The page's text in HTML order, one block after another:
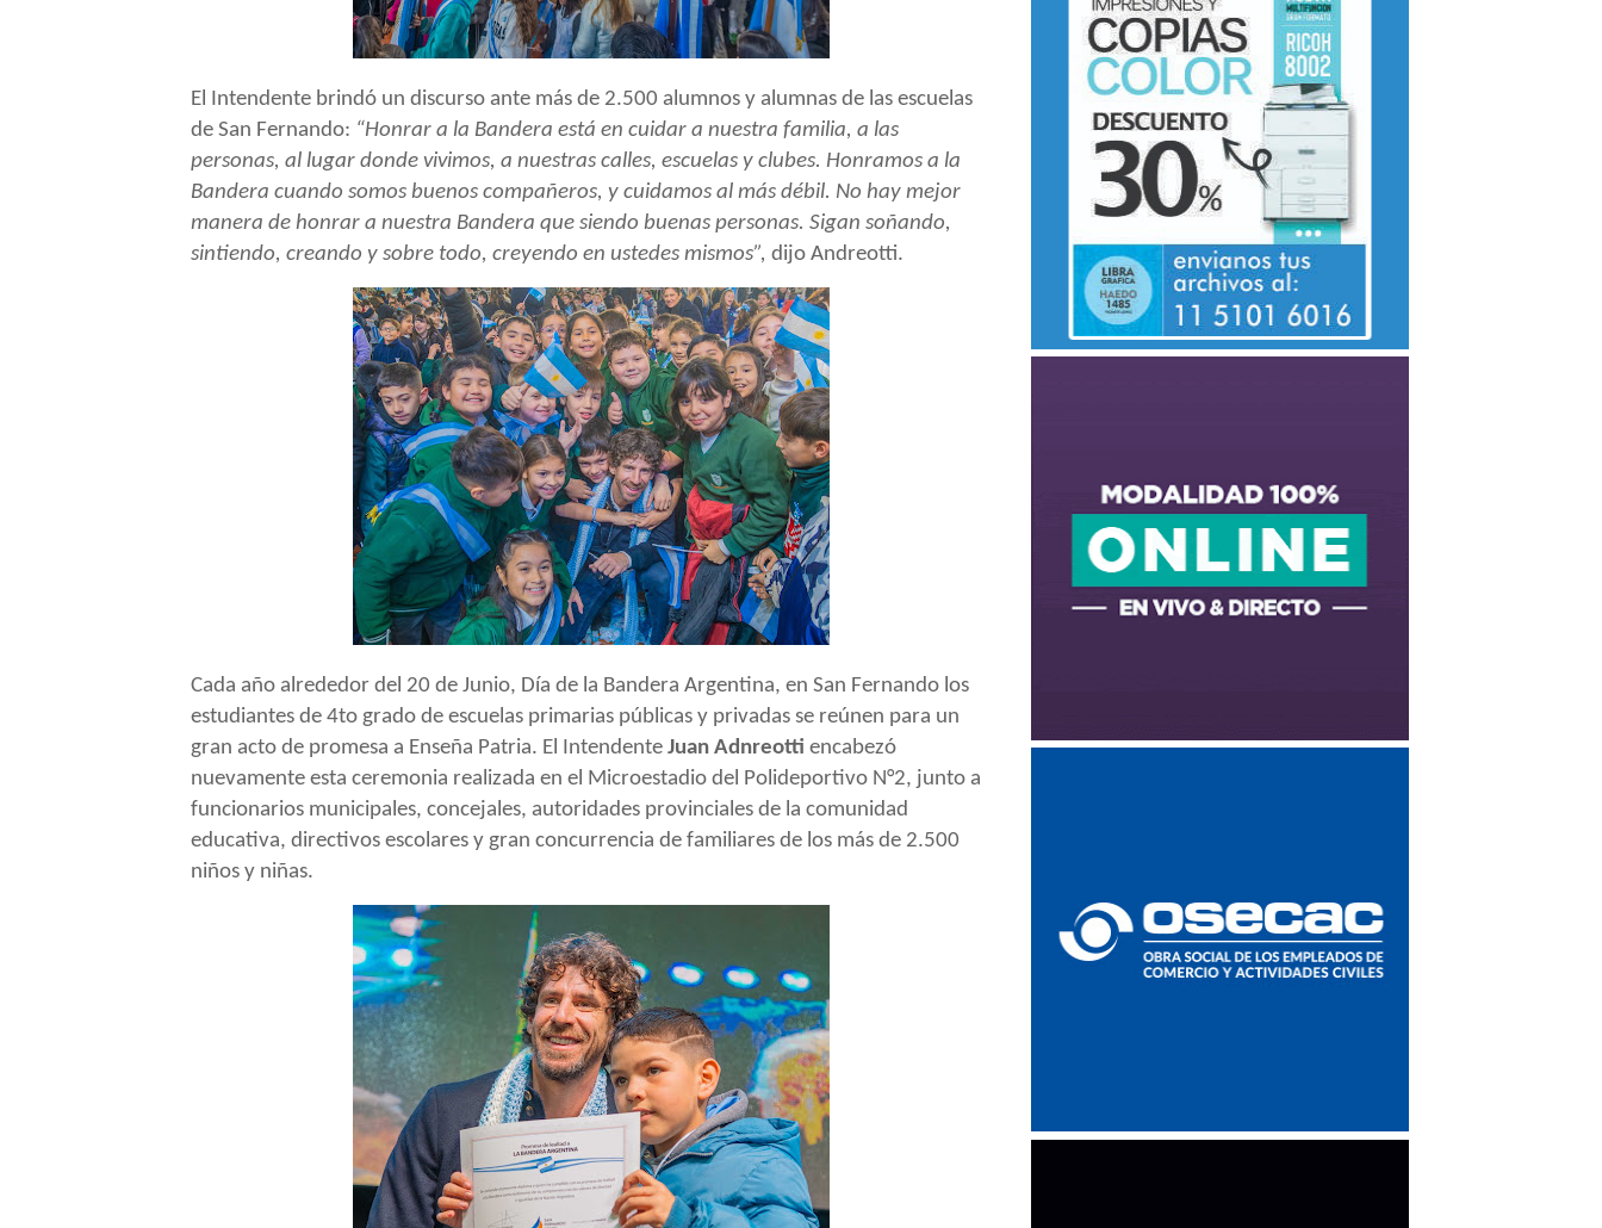
El Intendente brindó un discurso ante más de 2.500 alumnos y alumnas de las escuelas
de San Fernando: “Honrar a la Bandera está en cuidar a nuestra familia, a las
personas, al lugar donde vivimos, a nuestras calles, escuelas y clubes. Honramos a la
Bandera cuando somos buenos compañeros, y cuidamos al más débil. No hay mejor
manera de honrar a nuestra Bandera que siendo buenas personas. Sigan soñando,
sintiendo, creando y sobre todo, creyendo en ustedes mismos”, dijo Andreotti.
Cada año alrededor del 20 de Junio, Día de la Bandera Argentina, en San Fernando los
estudiantes de 4to grado de escuelas primarias públicas y privadas se reúnen para un
gran acto de promesa a Enseña Patria. El Intendente Juan Adnreotti encabezó
nuevamente esta ceremonia realizada en el Microestadio del Polideportivo N°2, junto a
funcionarios municipales, concejales, autoridades provinciales de la comunidad
educativa, directivos escolares y gran concurrencia de familiares de los más de 2.500
niños y niñas.